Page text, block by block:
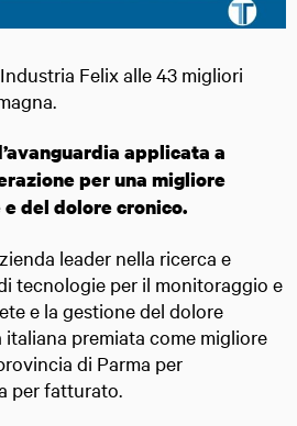
Felix alle 43 migliori
applicata a
per una migliore
del dolore cronico.
leader nella ricerca e
tecnologie per il monitoraggio e
e la gestione del dolore
italiana premiata come migliore
di Parma per
per fatturato.